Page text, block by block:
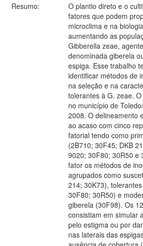
Resumo:
O plantio direto e o
fatores que podem
microclima e na
aumentando as
Gibberella zeae,
denominada giberela
espiga. Esse trabalho
identificar métodos de
na seleção e na
tolerantes à G. zeae.
no município de
2008. O delineamento
ao acaso com cinco
fatorial tendo como
(2B710; 30F45; DKB
9020; 30F80; 30R50 e
fator os métodos de
agrupados como
214; 30K73),
30F80; 30R50) e
giberela (30F98). Os
consistiam em simular
pelo estigma ou por
nas laterais das